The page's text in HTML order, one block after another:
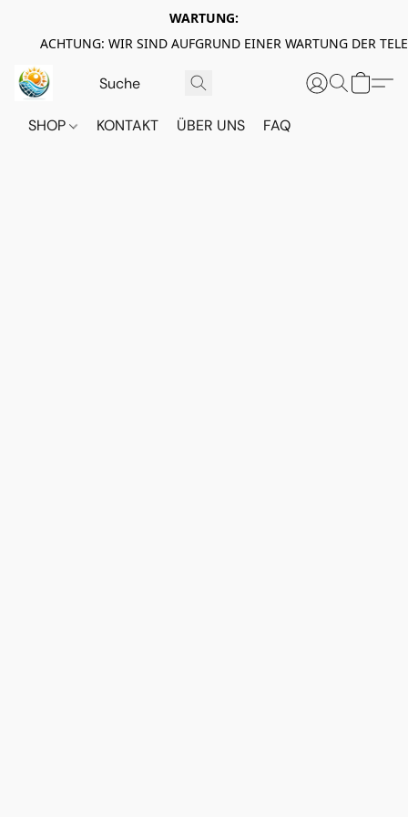
WARTUNG:
ACHTUNG: WIR SIND AUFGRUND EINER WARTUNG DER
SHOP KONTAKT ÜBER UNS FAQ